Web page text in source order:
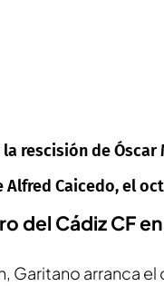
rescisión de Óscar
Caicedo, el
del Cádiz CF
Garitano arranca